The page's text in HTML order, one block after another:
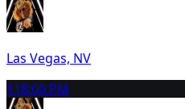
Las Vegas, NV
118:00 PM